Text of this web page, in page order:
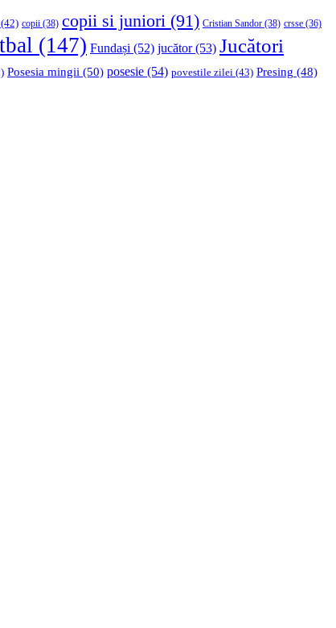
(42) copii (38) copii si juniori (91) Cristian Sandor (38) crsse (36)
(147) Fundași (52) jucător(53) Jucători
Posesia mingii (50) posesie (54) povestile zilei (43) Presing (48)